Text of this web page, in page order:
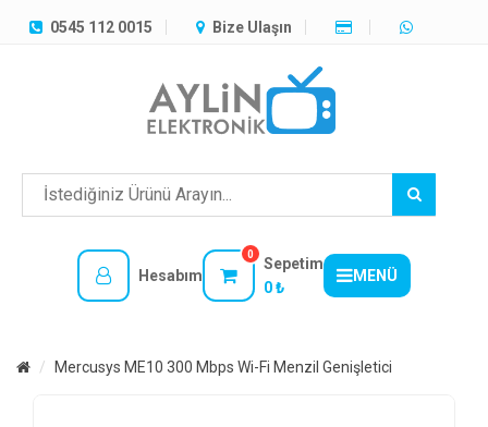
0545 112 0015 Bize Ulaşın
Hesabım
0
Sepetim
0 ₺
MENÜ
TÜM
Mercusys ME10 300 Mbps Wi-Fi Menzil Genişletici